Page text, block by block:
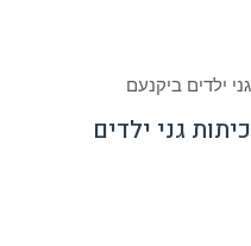
הונחו אבני פינה להקמת 6 כיתות גני ילדים